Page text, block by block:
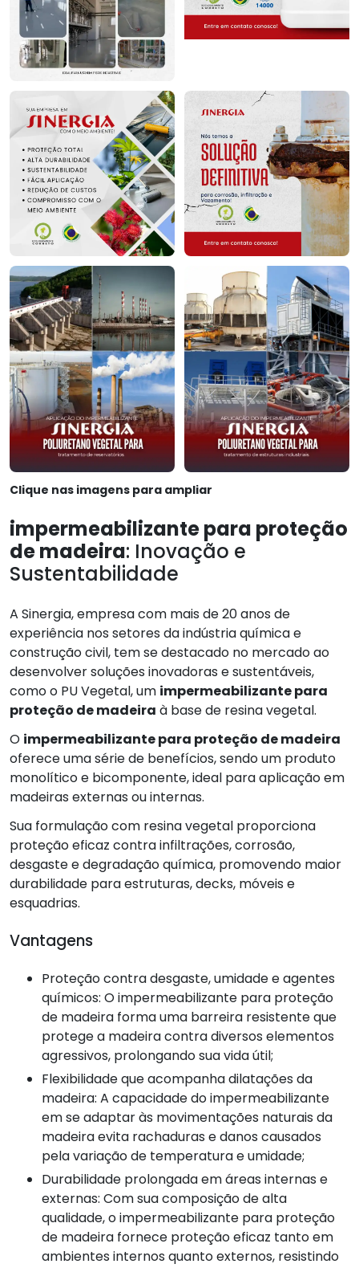
Clique nas imagens para ampliar
impermeabilizante para proteção
de madeira: Inovação e
Sustentabilidade
A Sinergia, empresa com mais de 20 anos de
experiência nos setores da indústria química e
construção civil, tem se destacado no mercado ao
desenvolver soluções inovadoras e sustentáveis,
como o PU Vegetal, um impermeabilizante para
proteção de madeira à base de resina vegetal.
O impermeabilizante para proteção de madeira
oferece uma série de benefícios, sendo um produto
monolítico e bicomponente, ideal para aplicação em
madeiras externas ou internas.
Sua formulação com resina vegetal proporciona
proteção eficaz contra infiltrações, corrosão,
desgaste e degradação química, promovendo maior
durabilidade para estruturas, decks, móveis e
esquadrias.
Vantagens
Proteção contra desgaste, umidade e agentes
químicos: O impermeabilizante para proteção
de madeira forma uma barreira resistente que
protege a madeira contra diversos elementos
agressivos, prolongando sua vida útil;
Flexibilidade que acompanha dilatações da
madeira: A capacidade do impermeabilizante
em se adaptar às movimentações naturais da
madeira evita rachaduras e danos causados
pela variação de temperatura e umidade;
Durabilidade prolongada em áreas internas e
externas: Com sua composição de alta
qualidade, o impermeabilizante para proteção
de madeira fornece proteção eficaz tanto em
ambientes internos quanto externos, resistindo